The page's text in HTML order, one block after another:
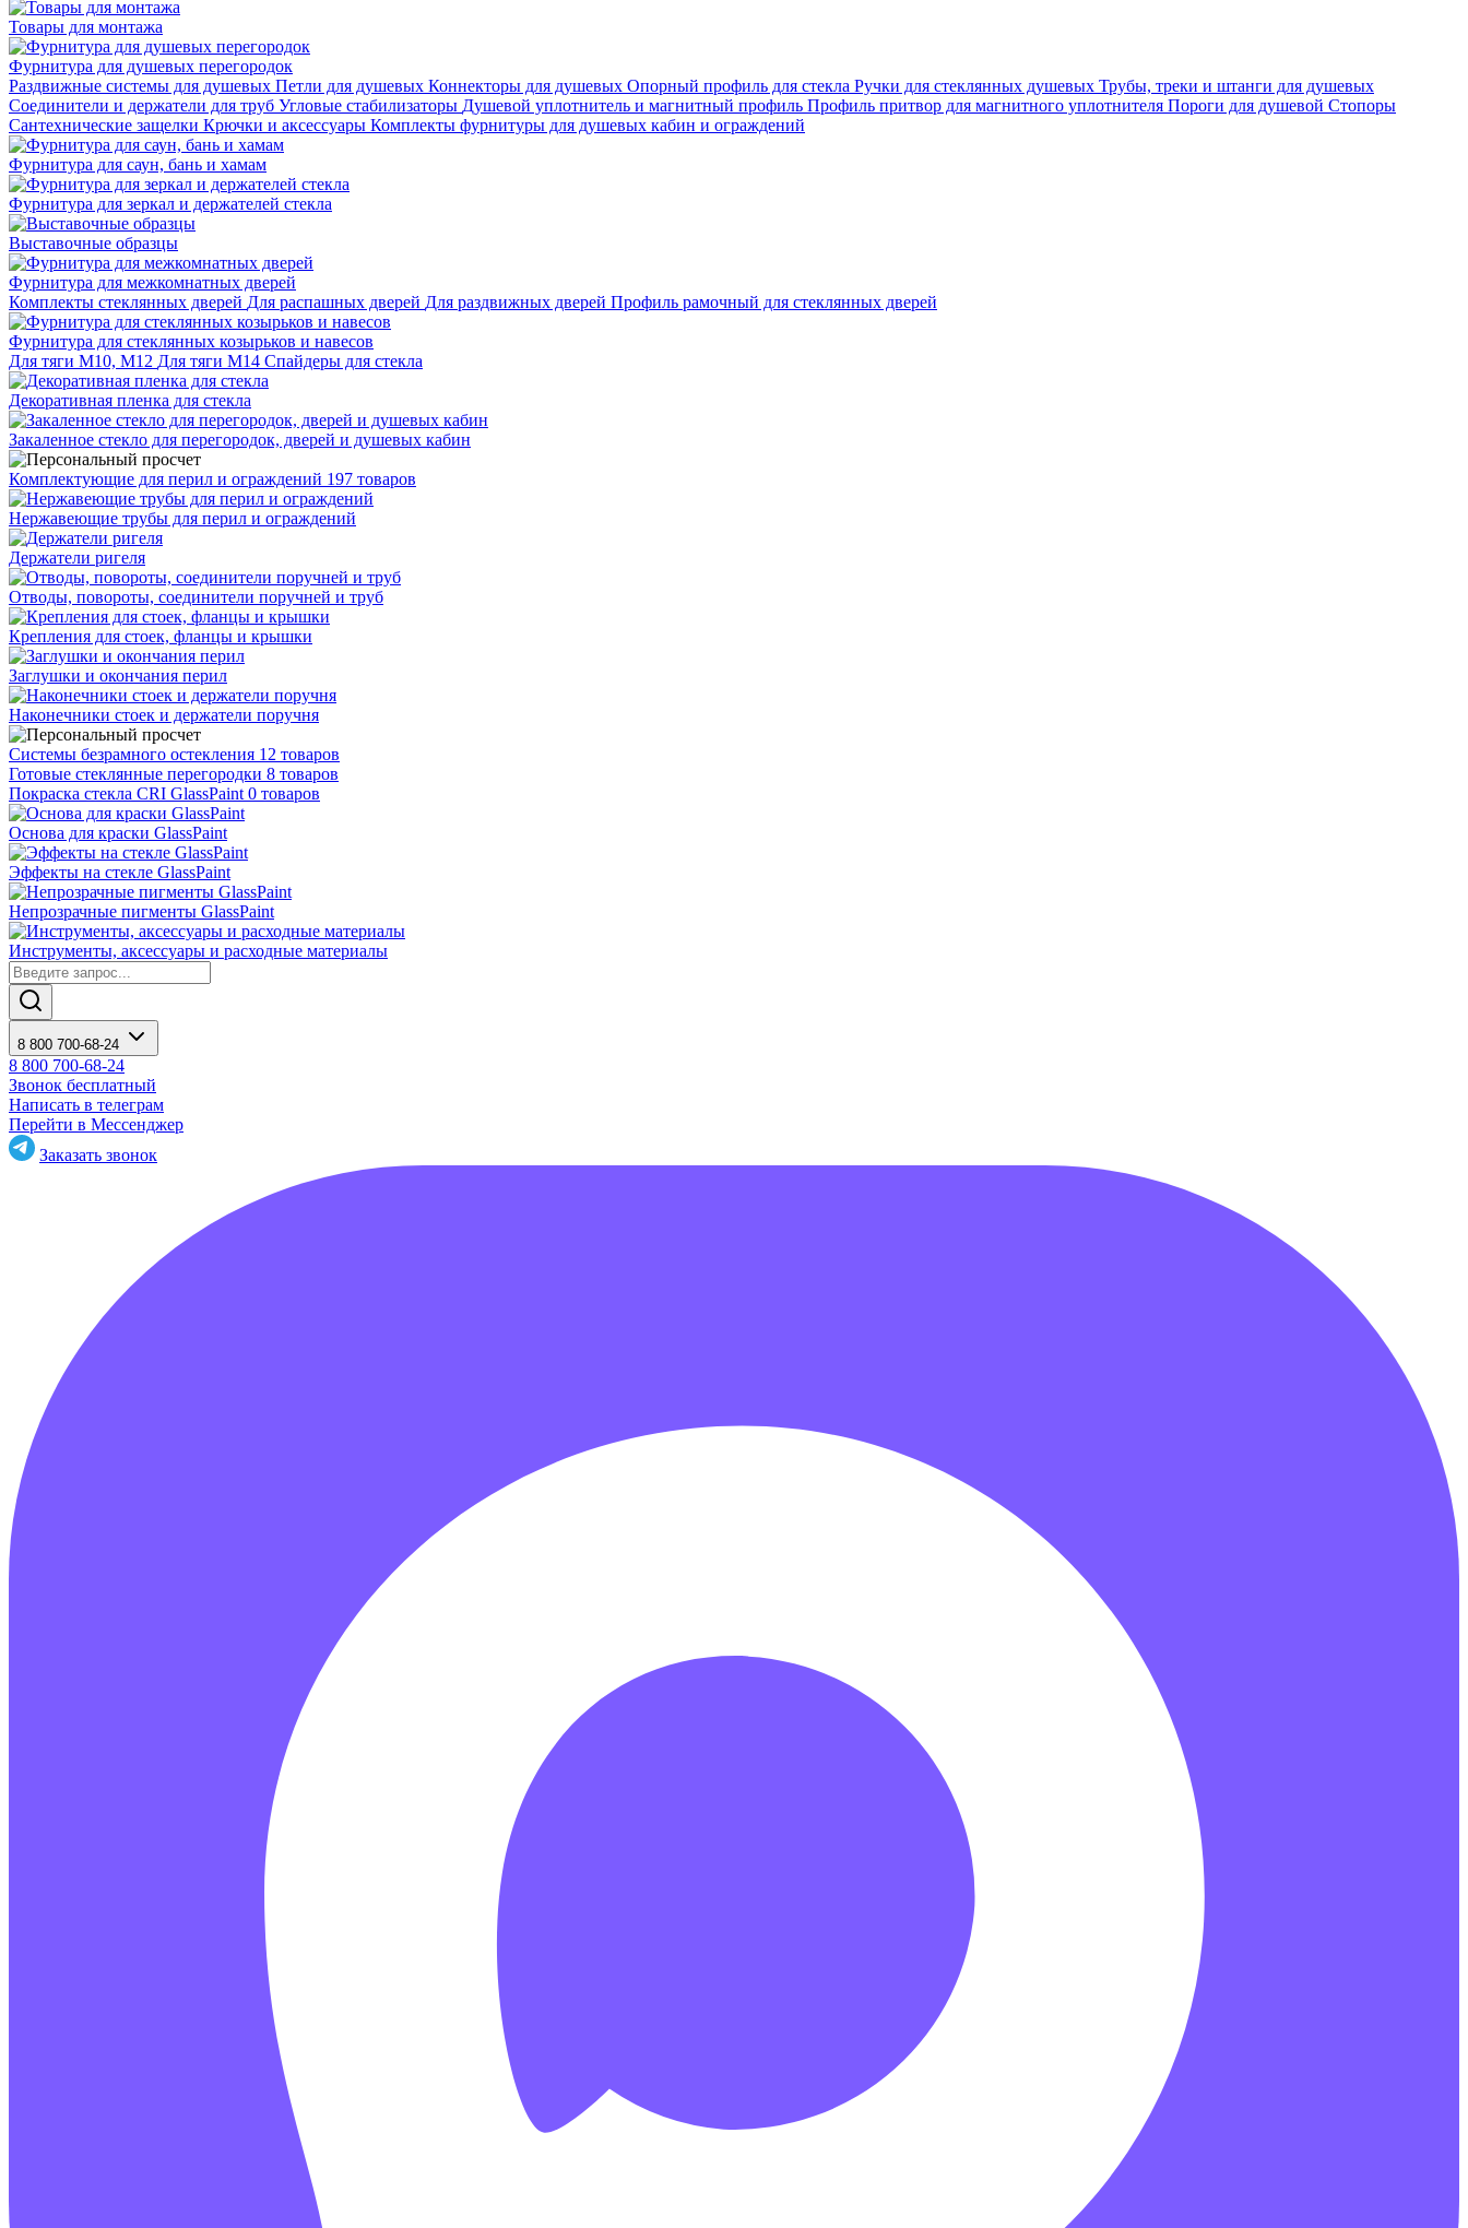
Товары для монтажа
Фурнитура для душевых перегородок
Раздвижные системы для душевых Петли для душевых Коннекторы для душевых Опорный профиль для стекла Ручки для стеклянных душевых Трубы, треки и штанги для душевых
Соединители и держатели для труб Угловые стабилизаторы Душевой уплотнитель и магнитный профиль Профиль притвор для магнитного уплотнителя Пороги для душевой Стопоры
Сантехнические защелки Крючки и аксессуары Комплекты фурнитуры для душевых кабин и ограждений
Фурнитура для саун, бань и хамам
Фурнитура для зеркал и держателей стекла
Выставочные образцы
Фурнитура для межкомнатных дверей
Комплекты стеклянных дверей Для распашных дверей Для раздвижных дверей Профиль рамочный для стеклянных дверей
Фурнитура для стеклянных козырьков и навесов
Для тяги М10, М12 Для тяги М14 Спайдеры для стекла
Декоративная пленка для стекла
Закаленное стекло для перегородок, дверей и душевых кабин
Комплектующие для перил и ограждений 197 товаров
Нержавеющие трубы для перил и ограждений
Держатели ригеля
Отводы, повороты, соединители поручней и труб
Крепления для стоек, фланцы и крышки
Заглушки и окончания перил
Наконечники стоек и держатели поручня
Системы безрамного остекления 12 товаров
Готовые стеклянные перегородки 8 товаров
Покраска стекла CRI GlassPaint 0 товаров
Основа для краски GlassPaint
Эффекты на стекле GlassPaint
Непрозрачные пигменты GlassPaint
Инструменты, аксессуары и расходные материалы
8 800 700-68-24
8 800 700-68-24
Звонок бесплатный
Написать в телеграм
Перейти в Мессенджер
Заказать звонок